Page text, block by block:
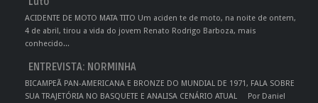
ACIDENTE DE MOTO MATA TITO Um aciden te de moto, na noite de ontem,
4 de abril, tirou a vida do jovem Renato Rodrigo Barboza, mais
conhecido...
ENTREVISTA: NORMINHA
BICAMPEÃ PAN-AMERICANA E BRONZE DO MUNDIAL DE 1971, FALA SOBRE
SUA TRAJETÓRIA NO BASQUETE E ANALISA CENÁRIO ATUAL Por Daniel